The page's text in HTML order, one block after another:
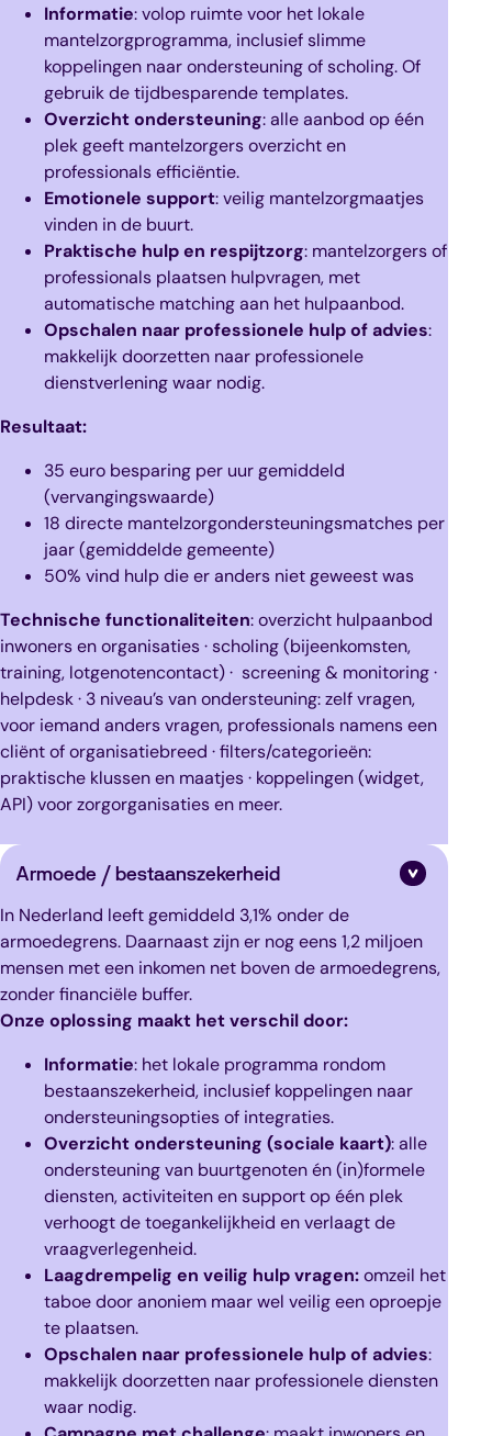
Informatie: volop ruimte voor het lokale
mantelzorgprogramma, inclusief slimme
koppelingen naar ondersteuning of scholing. Of
gebruik de tijdbesparende templates.
Overzicht ondersteuning: alle aanbod op één
plek geeft mantelzorgers overzicht en
professionals efficiëntie.
Emotionele support: veilig mantelzorgmaatjes
vinden in de buurt.
Praktische hulp en respijtzorg: mantelzorgers of
professionals plaatsen hulpvragen, met
automatische matching aan het hulpaanbod.
Opschalen naar professionele hulp of advies:
makkelijk doorzetten naar professionele
dienstverlening waar nodig.
Resultaat:
35 euro besparing per uur gemiddeld
(vervangingswaarde)
18 directe mantelzorgondersteuningsmatches per
jaar (gemiddelde gemeente)
50% vind hulp die er anders niet geweest was
Technische functionaliteiten: overzicht hulpaanbod
inwoners en organisaties · scholing (bijeenkomsten,
training, lotgenotencontact) · screening & monitoring ·
helpdesk · 3 niveau’s van ondersteuning: zelf vragen,
voor iemand anders vragen, professionals namens een
cliënt of organisatiebreed · filters/categorieën:
praktische klussen en maatjes · koppelingen (widget,
API) voor zorgorganisaties en meer.
Armoede / bestaanszekerheid
In Nederland leeft gemiddeld 3,1% onder de
armoedegrens. Daarnaast zijn er nog eens 1,2 miljoen
mensen met een inkomen net boven de armoedegrens,
zonder financiële buffer.
Onze oplossing maakt het verschil door:
Informatie: het lokale programma rondom
bestaanszekerheid, inclusief koppelingen naar
ondersteuningsopties of integraties.
Overzicht ondersteuning (sociale kaart): alle
ondersteuning van buurtgenoten én (in)formele
diensten, activiteiten en support op één plek
verhoogt de toegankelijkheid en verlaagt de
vraagverlegenheid.
Laagdrempelig en veilig hulp vragen:omzeil het
taboe door anoniem maar wel veilig een oproepje
te plaatsen.
Opschalen naar professionele hulp of advies:
makkelijk doorzetten naar professionele diensten
waar nodig.